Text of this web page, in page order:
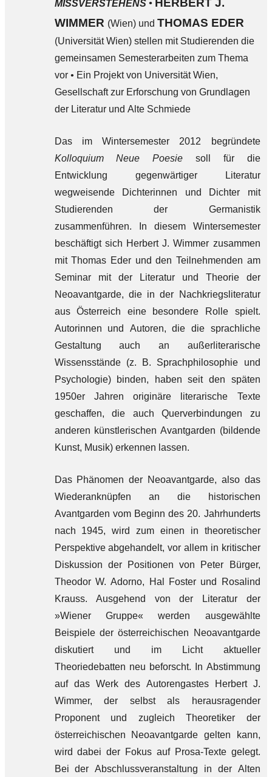
MISSVERSTEHENS • HERBERT J.
WIMMER (Wien) und THOMAS EDER
(Universität Wien) stellen mit Studierenden die
gemeinsamen Semesterarbeiten zum Thema
vor • Ein Projekt von Universität Wien,
Gesellschaft zur Erforschung von Grundlagen
der Literatur und Alte Schmiede
Das im Wintersemester 2012 begründete
Kolloquium Neue Poesiesoll für die
Entwicklung gegenwärtiger Literatur
wegweisende Dichterinnen und Dichter mit
Studierenden der Germanistik
zusammenführen. In diesem Wintersemester
beschäftigt sich Herbert J. Wimmer zusammen
mit Thomas Eder und den Teilnehmenden am
Seminar mit der Literatur und Theorie der
Neoavantgarde, die in der Nachkriegsliteratur
aus Österreich eine besondere Rolle spielt.
Autorinnen und Autoren, die die sprachliche
Gestaltung auch an außerliterarische
Wissensstände (z. B. Sprachphilosophie und
Psychologie) binden, haben seit den späten
1950er Jahren originäre literarische Texte
geschaffen, die auch Querverbindungen zu
anderen künstlerischen Avantgarden (bildende
Kunst, Musik) erkennen lassen.
Das Phänomen der Neoavantgarde, also das
Wiederanknüpfen an die historischen
Avantgarden vom Beginn des 20. Jahrhunderts
nach 1945, wird zum einen in theoretischer
Perspektive abgehandelt, vor allem in kritischer
Diskussion der Positionen von Peter Bürger,
Theodor W. Adorno, Hal Foster und Rosalind
Krauss. Ausgehend von der Literatur der
»Wiener Gruppe« werden ausgewählte
Beispiele der österreichischen Neoavantgarde
diskutiert und im Licht aktueller
Theoriedebatten neu beforscht. In Abstimmung
auf das Werk des Autorengastes Herbert J.
Wimmer, der selbst als herausragender
Proponent und zugleich Theoretiker der
österreichischen Neoavantgarde gelten kann,
wird dabei der Fokus auf Prosa-Texte gelegt.
Bei der Abschlussveranstaltung in der Alten